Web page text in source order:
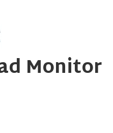
Monitor